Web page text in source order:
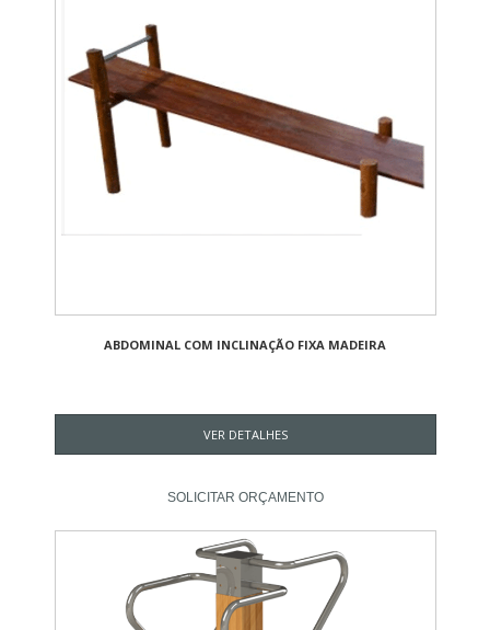
ABDOMINAL COM INCLINAÇÃO FIXA MADEIRA
VER DETALHES
SOLICITAR ORÇAMENTO